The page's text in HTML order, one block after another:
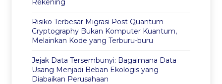
Risiko Terbesar Migrasi Post Quantum
Cryptography Bukan Komputer Kuantum,
Melainkan Kode yang Terburu-buru
Jejak Data Tersembunyi: Bagaimana Data
Usang Menjadi Beban Ekologis yang
Diabaikan Perusahaan